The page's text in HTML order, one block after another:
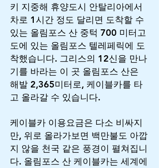
키 지중해 휴양도시 안탈리아에서
차로 1시간 정도 달리면 도착할 수
있는 올림포스 산 중턱 700 미터고
도에 있는 올림포스 텔레페릭에 도
착했습니다. 그리스의 12신을 만나
기를 바라는 이 곳 올림포스 산은
해발 2,365미터로, 케이블카를 타
고 올라갈 수 있습니다.
케이블카 이용요금은 다소 비싸지
만, 위로 올라가보면 백만불도 아깝
지 않을 천국 같은 풍경이 펼쳐집니
다. 올림포스 산 케이블카는 세계에